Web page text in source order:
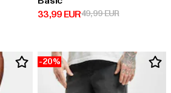
49,99 EUR
33,99 EUR
Derzeitiger Preis: 33,99 EUR
49,99 EURAktionspreis:
-20%